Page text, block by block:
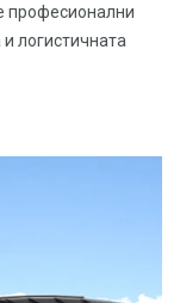
професионални
логистичната